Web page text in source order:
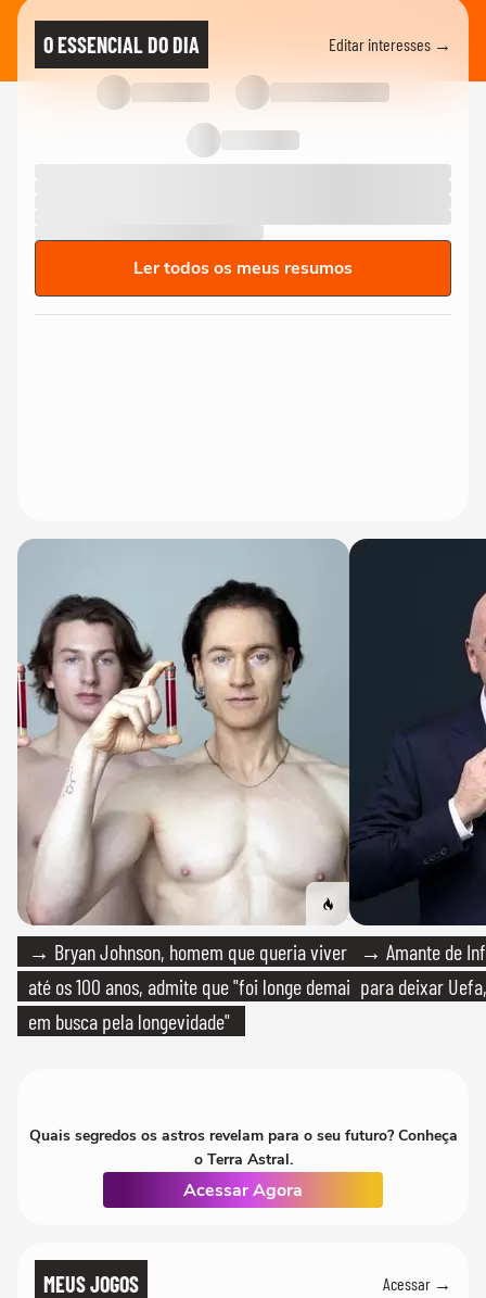
O ESSENCIAL DO DIA Editar interesses →
Ler todos os meus resumos
→ Bryan Johnson, homem que queria viver
até os 100 anos, admite que "foi longe demais
em busca pela longevidade"
→ Amante de
para deixar
Quais segredos os astros revelam para o seu futuro? Conheça
o Terra Astral.
Acessar Agora
MEUS JOGOS Acessar →